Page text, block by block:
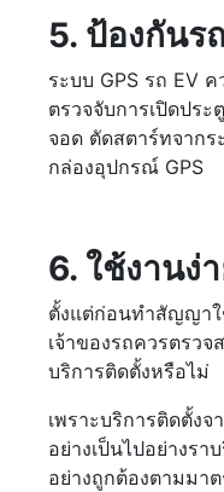
5. ป้องกันร
ระบบ GPS รถ EV
ตรวจจับการเปิดปร
จอด ตัดสตาร์ทจากร
กล่องอุปกรณ์ GPS
6. ใช้งานง่
ตั้งแต่ก่อนทำสัญญาใ
เจ้าของรถควรตรว
บริการติดตั้งหรือไม่
เพราะบริการติดตั้งจ
อย่างเป็นไปอย่างรา
อย่างถูกต้องตามมา